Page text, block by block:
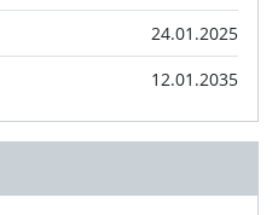
24.01.2025
12.01.2035